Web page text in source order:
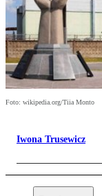
Foto: wikipedia.org/Tiia Monto
Iwona Trusewicz